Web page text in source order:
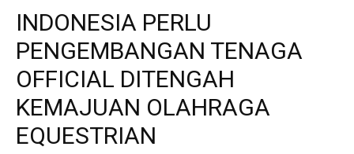
INDONESIA PERLU
PENGEMBANGAN TENAGA
OFFICIAL DITENGAH
KEMAJUAN OLAHRAGA
EQUESTRIAN